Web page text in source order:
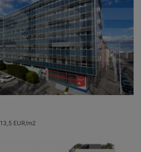
13,5 EUR/m2